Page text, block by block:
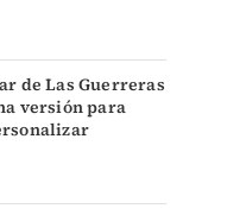
de Las Guerreras
versión para